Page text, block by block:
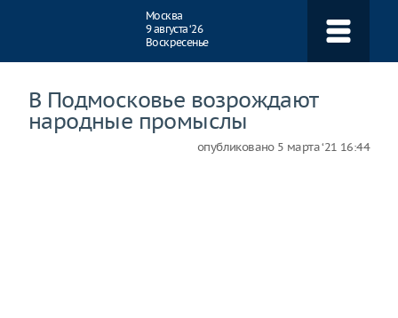
Москва
9 августа ‘26
Воскресенье
В Подмосковье возрождают
народные промыслы
опубликовано 5 марта ‘21 16:44